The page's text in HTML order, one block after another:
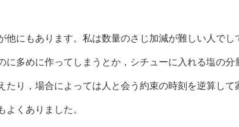
にもあります。私は数量のさじ加減が難しい人でし
に多めに作ってしまうとか，シチューに入れる塩の分
たり，場合によっては人と会う約束の時刻を逆算して
よくありました。